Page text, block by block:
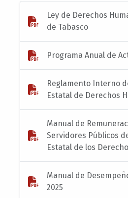
Ley de Derechos
de Tabasco
Programa Anual de
Reglamento Interno
Estatal de Derechos
Manual de
Servidores Públicos
Estatal de los
Manual de
2025